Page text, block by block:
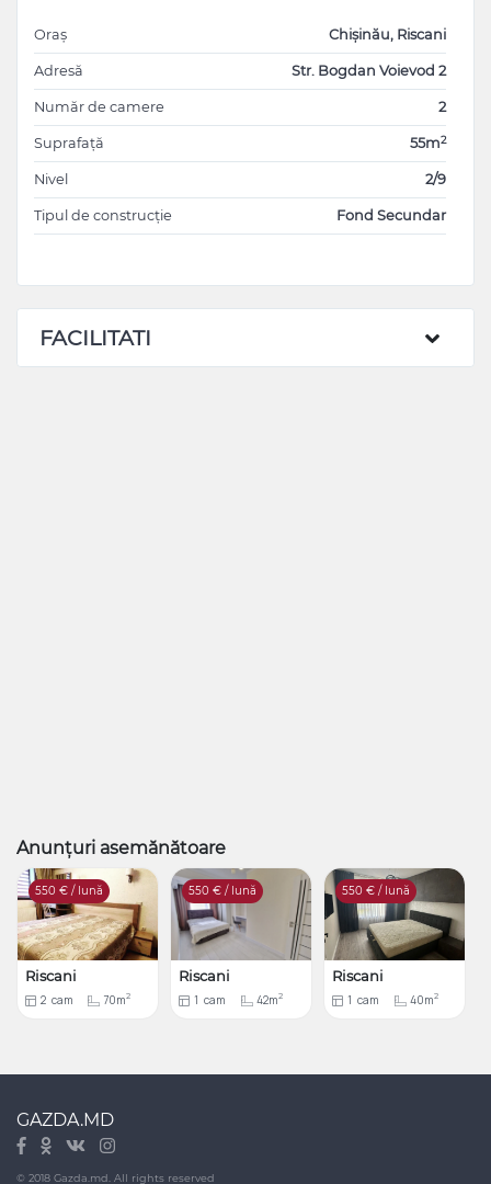
Oraș Chișinău, Riscani
Adresă Str. Bogdan Voievod 2
Număr de camere 2
Suprafață 55m2
Nivel 2/9
Tipul de construcție Fond Secundar
FACILITATI
Anunțuri asemănătoare
550 € / lună
Riscani
2 cam 70m2
550 € / lună
Riscani
1 cam 42m2
550 € / lună
Riscani
1 cam 40m2
GAZDA.MD
© 2018 Gazda.md. All rights reserved